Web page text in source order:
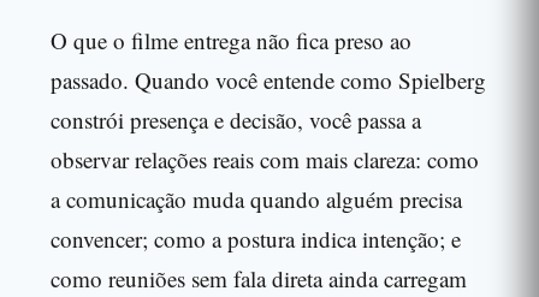
O que o filme entrega não fica preso ao
passado. Quando você entende como Spielberg
constrói presença e decisão, você passa a
observar relações reais com mais clareza: como
a comunicação muda quando alguém precisa
convencer; como a postura indica intenção; e
como reuniões sem fala direta ainda carregam